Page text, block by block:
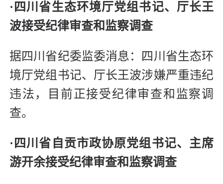
·四川省生态环境厅党组书记、厅长王
波接受纪律审查和监察调查
据四川省纪委监委消息：四川省生态环
境厅党组书记、厅长王波涉嫌严重违纪
违法，目前正接受纪律审查和监察调
查。
·四川省自贡市政协原党组书记、主席
游开余接受纪律审查和监察调查